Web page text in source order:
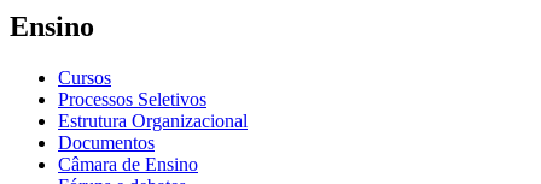
Ensino
Cursos
Processos Seletivos
Estrutura Organizacional
Documentos
Câmara de Ensino